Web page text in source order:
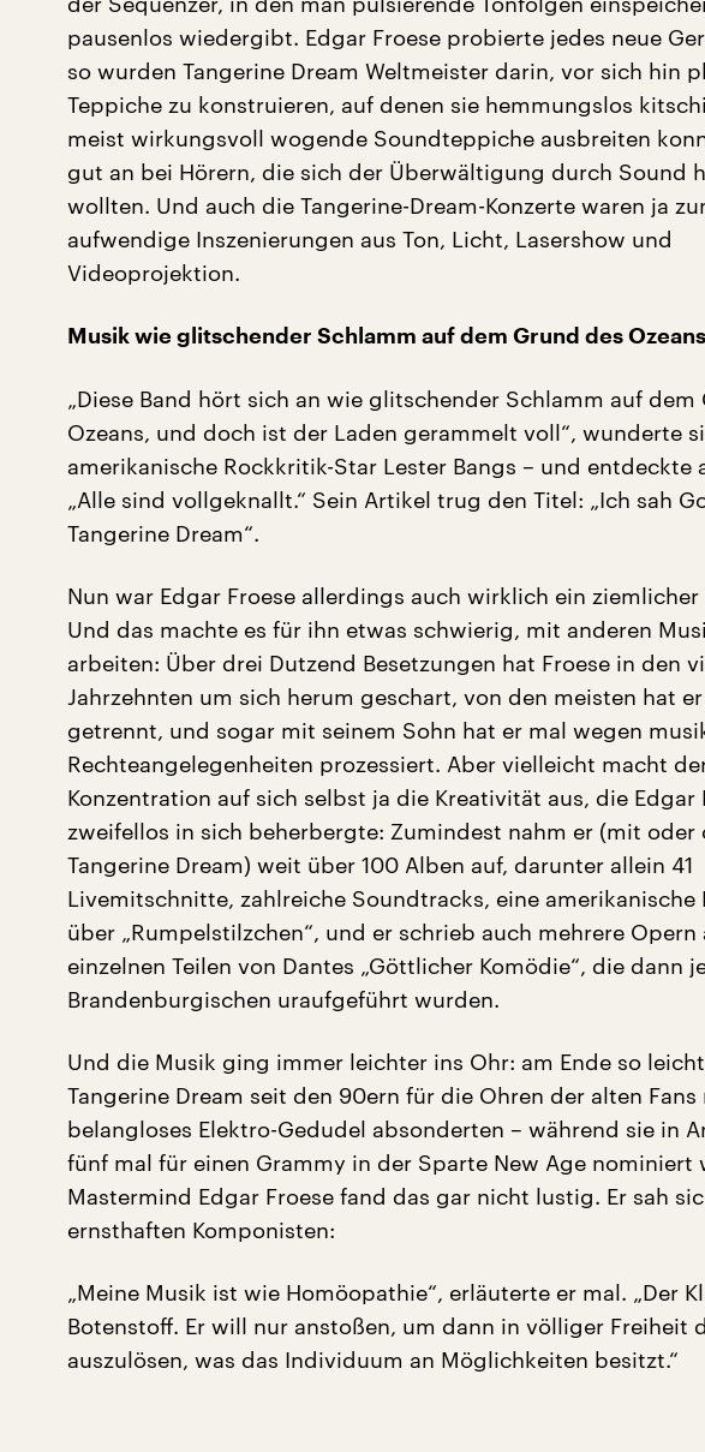
pausenlos wiedergibt. Edgar Froese probierte jedes neue
so wurden Tangerine Dream Weltmeister darin, vor sich hin
Teppiche zu konstruieren, auf denen sie hemmungslos
meist wirkungsvoll wogende Soundteppiche ausbreiten
gut an bei Hörern, die sich der Überwältigung durch Sound
wollten. Und auch die Tangerine-Dream-Konzerte waren ja
aufwendige Inszenierungen aus Ton, Licht, Lasershow und
Videoprojektion.
Musik wie glitschender Schlamm auf dem Grund des Ozeans
„Diese Band hört sich an wie glitschender Schlamm auf dem
Ozeans, und doch ist der Laden gerammelt voll“, wunderte
amerikanische Rockkritik-Star Lester Bangs – und entdeckte
„Alle sind vollgeknallt.“ Sein Artikel trug den Titel: „Ich sah
Tangerine Dream“.
Nun war Edgar Froese allerdings auch wirklich ein ziemlicher
Und das machte es für ihn etwas schwierig, mit anderen
arbeiten: Über drei Dutzend Besetzungen hat Froese in den
Jahrzehnten um sich herum geschart, von den meisten hat
getrennt, und sogar mit seinem Sohn hat er mal wegen
Rechteangelegenheiten prozessiert. Aber vielleicht macht
Konzentration auf sich selbst ja die Kreativität aus, die Edgar
zweifellos in sich beherbergte: Zumindest nahm er (mit oder
Tangerine Dream) weit über 100 Alben auf, darunter allein 41
Livemitschnitte, zahlreiche Soundtracks, eine amerikanische
über „Rumpelstilzchen“, und er schrieb auch mehrere Opern
einzelnen Teilen von Dantes „Göttlicher Komödie“, die dann
Brandenburgischen uraufgeführt wurden.
Und die Musik ging immer leichter ins Ohr: am Ende so
Tangerine Dream seit den 90ern für die Ohren der alten Fans
belangloses Elektro-Gedudel absonderten – während sie in
fünf mal für einen Grammy in der Sparte New Age nominiert
Mastermind Edgar Froese fand das gar nicht lustig. Er sah
ernsthaften Komponisten:
„Meine Musik ist wie Homöopathie“, erläuterte er mal. „Der
Botenstoff. Er will nur anstoßen, um dann in völliger Freiheit
auszulösen, was das Individuum an Möglichkeiten besitzt.“